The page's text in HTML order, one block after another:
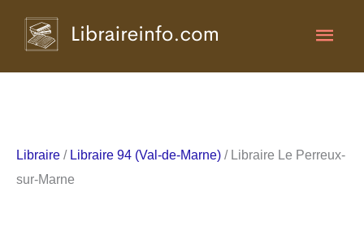
Libraire / Libraire 94 (Val-de-Marne) / Libraire Le Perreux-
sur-Marne